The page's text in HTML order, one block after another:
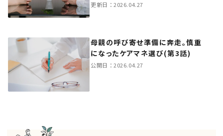
更新日：2026.04.27
母親の呼び寄せ準備に奔走。慎重
になったケアマネ選び(第3話)
公開日：2026.04.27